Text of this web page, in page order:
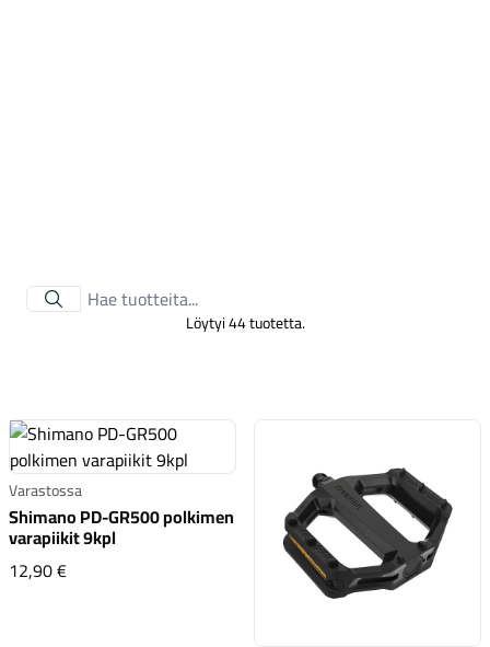
Renkaat
Löytyi 44 tuotetta.
Varastossa
Shimano PD-GR500 polkimen
varapiikit 9kpl
12,90 €Shimano PD-GR500 polkimen varapiikit 9kpl